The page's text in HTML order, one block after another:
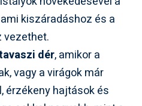
kiszáradáshoz és a
dér, amikor a
vagy a virágok már
érzékeny hajtások és